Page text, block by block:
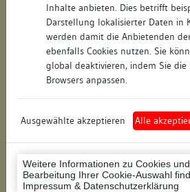
Inhalte anbieten. Dies betrifft
Darstellung lokalisierter Daten in
werden damit die Anbietenden
ebenfalls Cookies nutzen. Sie
global deaktivieren, indem Sie
Browsers anpassen.
Ausgewählte akzeptieren Alle
Weitere Informationen zu Cookies
Bearbeitung Ihrer Cookie-Auswahl
Impressum & Datenschutzerklärung
Regierungsbezirk:
Wohnplatzschlüssel:
Flurstücknummer:
Historischer Straßenname:
Lage des Wohnplatzes: